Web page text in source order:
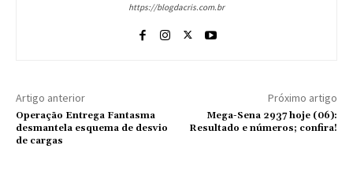
https://blogdacris.com.br
Artigo anterior
Operação Entrega Fantasma
desmantela esquema de desvio
de cargas
Próximo artigo
Mega-Sena 2937 hoje (06):
Resultado e números; confira!